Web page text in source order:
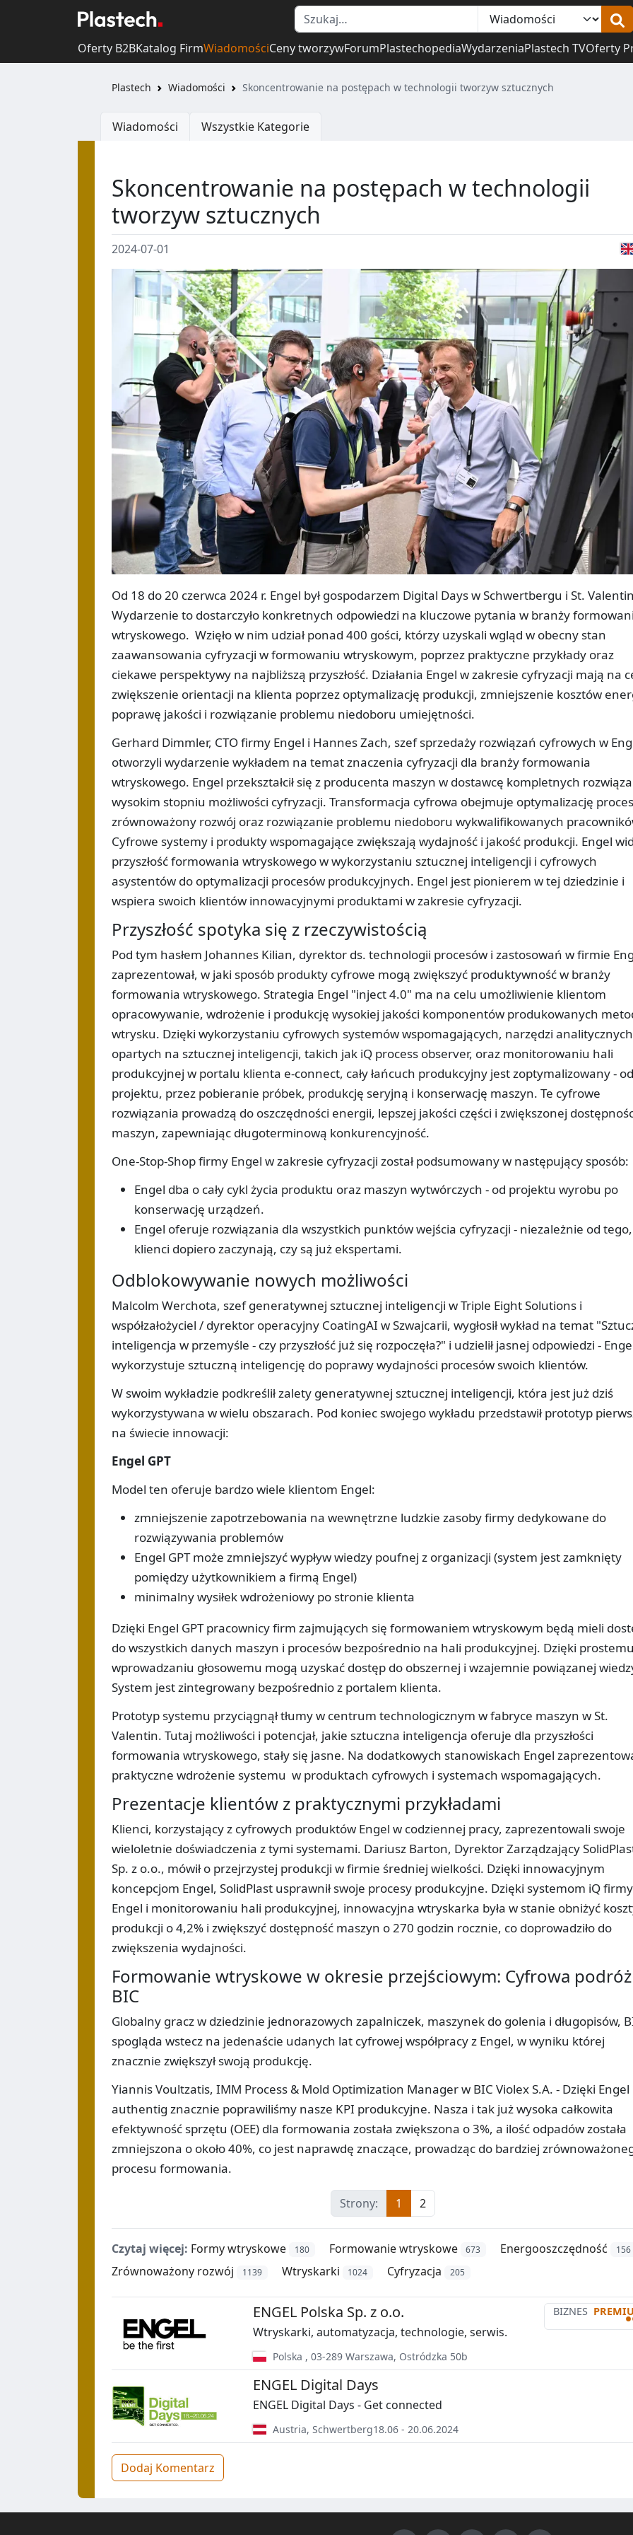
Oferty B2BKatalog FirmWiadomościCeny tworzywForumPlastechopediaWydarzeniaPlastech TVOferty
Plastech Wiadomości Skoncentrowanie na postępach w technologii tworzyw sztucznych
Wiadomości Wszystkie Kategorie
Skoncentrowanie na postępach w technologii
tworzyw sztucznych
2024-07-01
Od 18 do 20 czerwca 2024 r. Engel był gospodarzem Digital Days w Schwertbergu i St.
Wydarzenie to dostarczyło konkretnych odpowiedzi na kluczowe pytania w branży
wtryskowego. Wzięło w nim udział ponad 400 gości, którzy uzyskali wgląd w obecny stan
zaawansowania cyfryzacji w formowaniu wtryskowym, poprzez praktyczne przykłady oraz
ciekawe perspektywy na najbliższą przyszłość. Działania Engel w zakresie cyfryzacji mają na
zwiększenie orientacji na klienta poprzez optymalizację produkcji, zmniejszenie kosztów
poprawę jakości i rozwiązanie problemu niedoboru umiejętności.
Gerhard Dimmler, CTO firmy Engel i Hannes Zach, szef sprzedaży rozwiązań cyfrowych w
otworzyli wydarzenie wykładem na temat znaczenia cyfryzacji dla branży formowania
wtryskowego. Engel przekształcił się z producenta maszyn w dostawcę kompletnych
wysokim stopniu możliwości cyfryzacji. Transformacja cyfrowa obejmuje optymalizację
zrównoważony rozwój oraz rozwiązanie problemu niedoboru wykwalifikowanych
Cyfrowe systemy i produkty wspomagające zwiększają wydajność i jakość produkcji. Engel
przyszłość formowania wtryskowego w wykorzystaniu sztucznej inteligencji i cyfrowych
asystentów do optymalizacji procesów produkcyjnych. Engel jest pionierem w tej dziedzinie i
wspiera swoich klientów innowacyjnymi produktami w zakresie cyfryzacji.
Przyszłość spotyka się z rzeczywistością
Pod tym hasłem Johannes Kilian, dyrektor ds. technologii procesów i zastosowań w firmie
zaprezentował, w jaki sposób produkty cyfrowe mogą zwiększyć produktywność w branży
formowania wtryskowego. Strategia Engel "inject 4.0" ma na celu umożliwienie klientom
opracowywanie, wdrożenie i produkcję wysokiej jakości komponentów produkowanych
wtrysku. Dzięki wykorzystaniu cyfrowych systemów wspomagających, narzędzi analitycznych
opartych na sztucznej inteligencji, takich jak iQ process observer, oraz monitorowaniu hali
produkcyjnej w portalu klienta e-connect, cały łańcuch produkcyjny jest zoptymalizowany - od
projektu, przez pobieranie próbek, produkcję seryjną i konserwację maszyn. Te cyfrowe
rozwiązania prowadzą do oszczędności energii, lepszej jakości części i zwiększonej
maszyn, zapewniając długoterminową konkurencyjność.
One-Stop-Shop firmy Engel w zakresie cyfryzacji został podsumowany w następujący sposób:
Engel dba o cały cykl życia produktu oraz maszyn wytwórczych - od projektu wyrobu po
konserwację urządzeń.
Engel oferuje rozwiązania dla wszystkich punktów wejścia cyfryzacji - niezależnie od
klienci dopiero zaczynają, czy są już ekspertami.
Odblokowywanie nowych możliwości
Malcolm Werchota, szef generatywnej sztucznej inteligencji w Triple Eight Solutions i
współzałożyciel / dyrektor operacyjny CoatingAI w Szwajcarii, wygłosił wykład na temat
inteligencja w przemyśle - czy przyszłość już się rozpoczęła?" i udzielił jasnej odpowiedzi -
wykorzystuje sztuczną inteligencję do poprawy wydajności procesów swoich klientów.
W swoim wykładzie podkreślił zalety generatywnej sztucznej inteligencji, która jest już dziś
wykorzystywana w wielu obszarach. Pod koniec swojego wykładu przedstawił prototyp
na świecie innowacji:
Engel GPT
Model ten oferuje bardzo wiele klientom Engel:
zmniejszenie zapotrzebowania na wewnętrzne ludzkie zasoby firmy dedykowane do
rozwiązywania problemów
Engel GPT może zmniejszyć wypływ wiedzy poufnej z organizacji (system jest zamknięty
pomiędzy użytkownikiem a firmą Engel)
minimalny wysiłek wdrożeniowy po stronie klienta
Dzięki Engel GPT pracownicy firm zajmujących się formowaniem wtryskowym będą mieli
do wszystkich danych maszyn i procesów bezpośrednio na hali produkcyjnej. Dzięki prostemu
wprowadzaniu głosowemu mogą uzyskać dostęp do obszernej i wzajemnie powiązanej
System jest zintegrowany bezpośrednio z portalem klienta.
Prototyp systemu przyciągnął tłumy w centrum technologicznym w fabryce maszyn w St.
Valentin. Tutaj możliwości i potencjał, jakie sztuczna inteligencja oferuje dla przyszłości
formowania wtryskowego, stały się jasne. Na dodatkowych stanowiskach Engel
praktyczne wdrożenie systemu w produktach cyfrowych i systemach wspomagających.
Prezentacje klientów z praktycznymi przykładami
Klienci, korzystający z cyfrowych produktów Engel w codziennej pracy, zaprezentowali swoje
wieloletnie doświadczenia z tymi systemami. Dariusz Barton, Dyrektor Zarządzający
Sp. z o.o., mówił o przejrzystej produkcji w firmie średniej wielkości. Dzięki innowacyjnym
koncepcjom Engel, SolidPlast usprawnił swoje procesy produkcyjne. Dzięki systemom iQ firmy
Engel i monitorowaniu hali produkcyjnej, innowacyjna wtryskarka była w stanie obniżyć
produkcji o 4,2% i zwiększyć dostępność maszyn o 270 godzin rocznie, co doprowadziło do
zwiększenia wydajności.
Formowanie wtryskowe w okresie przejściowym: Cyfrowa podróż
BIC
Globalny gracz w dziedzinie jednorazowych zapalniczek, maszynek do golenia i długopisów,
spogląda wstecz na jedenaście udanych lat cyfrowej współpracy z Engel, w wyniku której
znacznie zwiększył swoją produkcję.
Yiannis Voultzatis, IMM Process & Mold Optimization Manager w BIC Violex S.A. - Dzięki Engel
authentig znacznie poprawiliśmy nasze KPI produkcyjne. Nasza i tak już wysoka całkowita
efektywność sprzętu (OEE) dla formowania została zwiększona o 3%, a ilość odpadów została
zmniejszona o około 40%, co jest naprawdę znaczące, prowadząc do bardziej
procesu formowania.
Strony: 1 2
Czytaj więcej: Formy wtryskowe 180 Formowanie wtryskowe 673 Energooszczędność 156
Zrównoważony rozwój 1139 Wtryskarki 1024 Cyfryzacja 205
BIZNES
ENGEL Polska Sp. z o.o.
Wtryskarki, automatyzacja, technologie, serwis.
Polska , 03-289 Warszawa, Ostródzka 50b
ENGEL Digital Days
ENGEL Digital Days - Get connected
Austria, Schwertberg18.06 - 20.06.2024
Dodaj Komentarz